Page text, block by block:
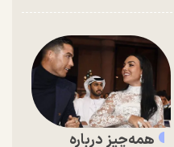
همه‌چیز درباره